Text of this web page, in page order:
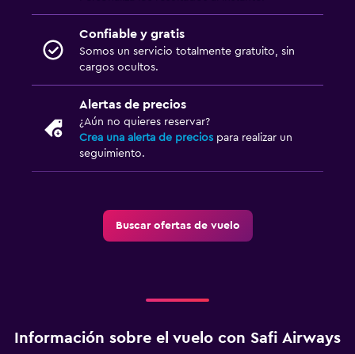
Confiable y gratis
Somos un servicio totalmente gratuito, sin
cargos ocultos.
Alertas de precios
¿Aún no quieres reservar?
Crea una alerta de precios para realizar un
seguimiento.
Buscar ofertas de vuelo
Información sobre el vuelo con Safi Airways